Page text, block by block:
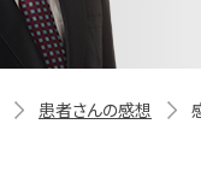
患者さんの感想